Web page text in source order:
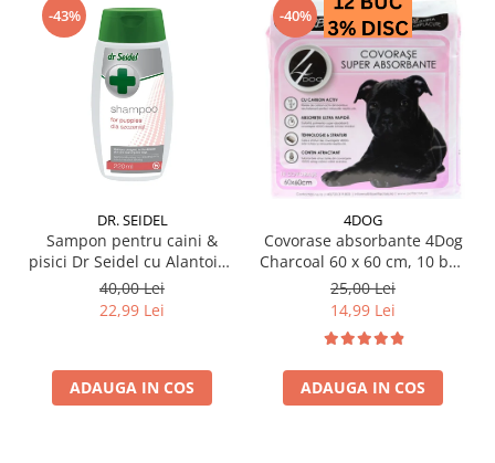
-43%
DR. SEIDEL
Sampon pentru caini &
pisici Dr Seidel cu Alantoina
220 ml
40,00 Lei
22,99 Lei
ADAUGA IN COS
-40%
4DOG
Covorase absorbante 4Dog
Charcoal 60 x 60 cm, 10 buc
/ pachet
25,00 Lei
14,99 Lei
ADAUGA IN COS